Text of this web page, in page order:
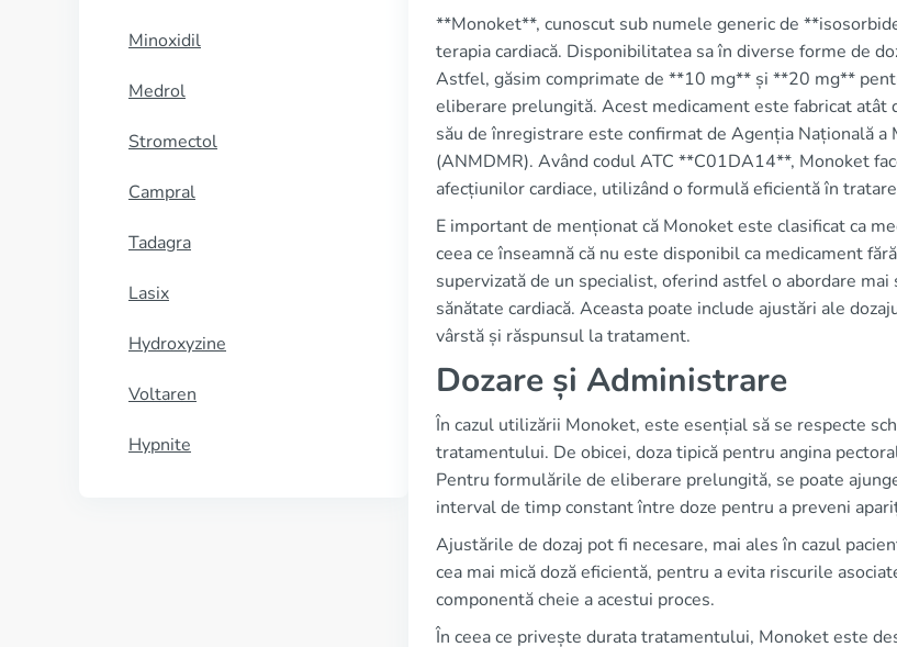
Minoxidil
Medrol
Stromectol
Campral
Tadagra
Lasix
Hydroxyzine
Voltaren
Hypnite
**Monoket**, cunoscut sub numele generic de
terapia cardiacă. Disponibilitatea sa în diverse forme de
Astfel, găsim comprimate de **10 mg** și **20 mg**
eliberare prelungită. Acest medicament este fabricat
său de înregistrare este confirmat de Agenția Națională
(ANMDMR). Având codul ATC **C01DA14**, Monoket
afecțiunilor cardiace, utilizând o formulă eficientă în
E important de menționat că Monoket este clasificat ca
ceea ce înseamnă că nu este disponibil ca medicament
supervizată de un specialist, oferind astfel o abordare
sănătate cardiacă. Aceasta poate include ajustări ale
vârstă și răspunsul la tratament.
Dozare și Administrare
În cazul utilizării Monoket, este esențial să se respecte
tratamentului. De obicei, doza tipică pentru angina
Pentru formulările de eliberare prelungită, se poate
interval de timp constant între doze pentru a preveni
Ajustările de dozaj pot fi necesare, mai ales în cazul
cea mai mică doză eficientă, pentru a evita riscurile
componentă cheie a acestui proces.
În ceea ce privește durata tratamentului, Monoket este